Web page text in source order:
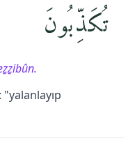
تُكَذِّبُونَ